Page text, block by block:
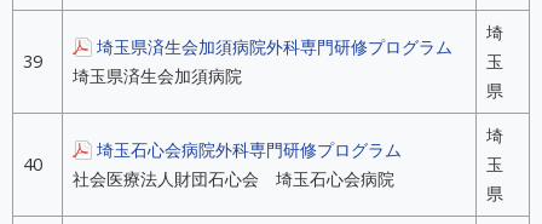
39
埼玉県済生会加須病院外科専門研修プログラム
埼玉県済生会加須病院
埼
玉
県
40
埼玉石心会病院外科専門研修プログラム
社会医療法人財団石心会 埼玉石心会病院
埼
玉
県